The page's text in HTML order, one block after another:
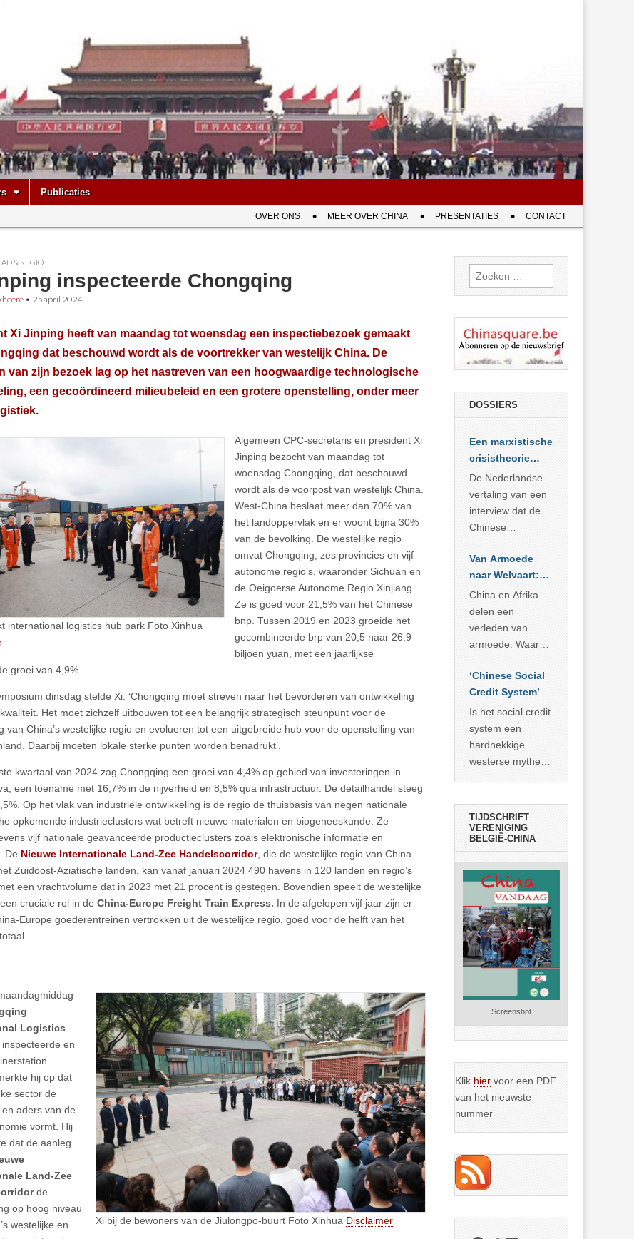
Publicaties
OVER ONS MEER OVER CHINA PRESENTATIES CONTACT
& REGIO
inspecteerde Chongqing
• 25 april 2024
Xi Jinping heeft van maandag tot woensdag een inspectiebezoek gemaakt
dat beschouwd wordt als de voortrekker van westelijk China. De
van zijn bezoek lag op het nastreven van een hoogwaardige technologische
een gecoördineerd milieubeleid en een grotere openstelling, onder meer
international logistics hub park Foto Xinhua
Algemeen CPC-secretaris en president Xi
Jinping bezocht van maandag tot
woensdag Chongqing, dat beschouwd
wordt als de voorpost van westelijk China.
West-China beslaat meer dan 70% van
het landoppervlak en er woont bijna 30%
van de bevolking. De westelijke regio
omvat Chongqing, zes provincies en vijf
autonome regio’s, waaronder Sichuan en
de Oeigoerse Autonome Regio Xinjiang.
Ze is goed voor 21,5% van het Chinese
bnp. Tussen 2019 en 2023 groeide het
gecombineerde brp van 20,5 naar 26,9
biljoen yuan, met een jaarlijkse
groei van 4,9%.
dinsdag stelde Xi: ‘Chongqing moet streven naar het bevorderen van ontwikkeling
Het moet zichzelf uitbouwen tot een belangrijk strategisch steunpunt voor de
van China’s westelijke regio en evolueren tot een uitgebreide hub voor de openstelling van
Daarbij moeten lokale sterke punten worden benadrukt’.
kwartaal van 2024 zag Chongqing een groei van 4,4% op gebied van investeringen in
een toename met 16,7% in de nijverheid en 8,5% qua infrastructuur. De detailhandel steeg
Op het vlak van industriële ontwikkeling is de regio de thuisbasis van negen nationale
opkomende industrieclusters wat betreft nieuwe materialen en biogeneeskunde. Ze
vijf nationale geavanceerde productieclusters zoals elektronische informatie en
De Nieuwe Internationale Land-Zee Handelscorridor, die de westelijke regio van China
Zuidoost-Aziatische landen, kan vanaf januari 2024 490 havens in 120 landen en regio’s
een vrachtvolume dat in 2023 met 21 procent is gestegen. Bovendien speelt de westelijke
cruciale rol in de China-Europe Freight Train Express. In de afgelopen vijf jaar zijn er
Europe goederentreinen vertrokken uit de westelijke regio, goed voor de helft van het
Xi bij de bewoners van de Jiulongpo-buurt Foto Xinhua Disclaimer
Logistics
inspecteerde en
hij op dat
sector de
aders van de
vormt. Hij
dat de aanleg
Land-Zee
de
op hoog niveau
westelijke en
Zoeken
naar:
DOSSIERS
Een marxistische
crisistheorie
voor vandaag
De Nederlandse
vertaling van een
interview dat de
Chinese
Sociale
Wetenschappen
afnam van de
Britse
marxistische
econoom Michael
zien dat
… >> lees meer
Van Armoede
naar Welvaart:
Wat Afrika kan
leren van
China’s
economisch
China en Afrika
delen een
verleden van
armoede. Waar
voorbije veertig
jaar in slaagde
meer dan 800
miljoen mensen
uit de armoede
… >> lees meer
‘Chinese Social
Credit System’
Is het social credit
system een
hardnekkige
westerse mythe of
TIJDSCHRIFT
VERENIGING
BELGIË-CHINA
Screenshot
Klik hier voor een PDF
van het nieuwste
nummer